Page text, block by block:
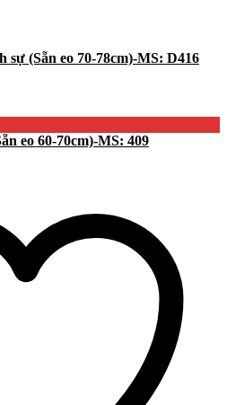
(Sẵn eo 70-78cm)-MS: D416